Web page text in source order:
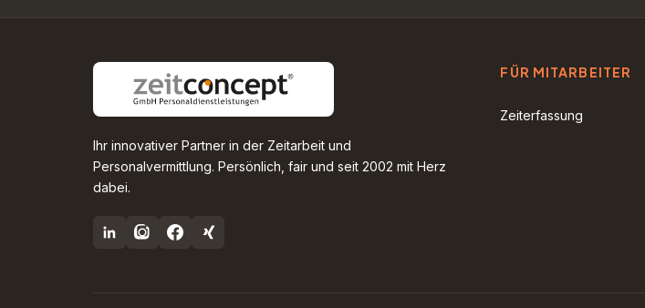
Ihr innovativer Partner in der Zeitarbeit und
Personalvermittlung. Persönlich, fair und seit 2002 mit Herz
dabei.
FÜR MITARBEITER
Zeiterfassung